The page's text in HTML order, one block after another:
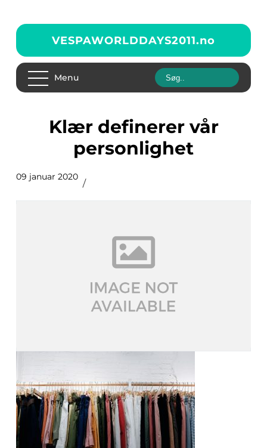
VESPAWORLDDAYS2011.no
Menu
Klær definerer vår
personlighet
09 januar 2020